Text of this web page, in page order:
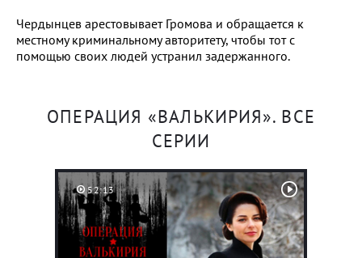
Чердынцев арестовывает Громова и обращается к
местному криминальному авторитету, чтобы тот с
помощью своих людей устранил задержанного.
ОПЕРАЦИЯ «ВАЛЬКИРИЯ». ВСЕ
СЕРИИ
52:13